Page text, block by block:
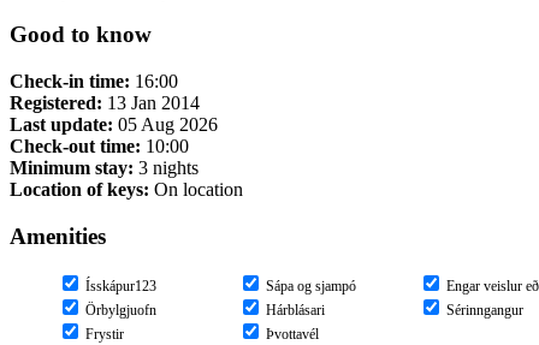
Good to know
Check-in time: 16:00
Registered: 13 Jan 2014
Last update: 05 Aug 2026
Check-out time: 10:00
Minimum stay: 3 nights
Location of keys: On location
Amenities
Ísskápur123
Örbylgjuofn
Frystir
Sápa og sjampó
Hárblásari
Þvottavél
Engar veislur
Sérinngangur